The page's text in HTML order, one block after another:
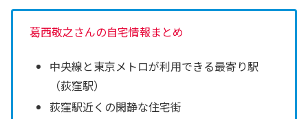
葛西敬之さんの自宅情報まとめ
中央線と東京メトロが利用できる最寄り駅
（荻窪駅）
荻窪駅近くの閑静な住宅街